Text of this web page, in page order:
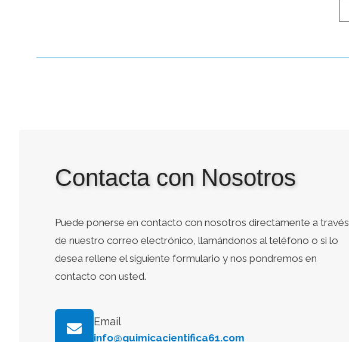
Contacta con Nosotros
Puede ponerse en contacto con nosotros directamente a través
de nuestro correo electrónico, llamándonos al teléfono o si lo
desea rellene el siguiente formulario y nos pondremos en
contacto con usted.
Email
info@quimicacientifica61.com